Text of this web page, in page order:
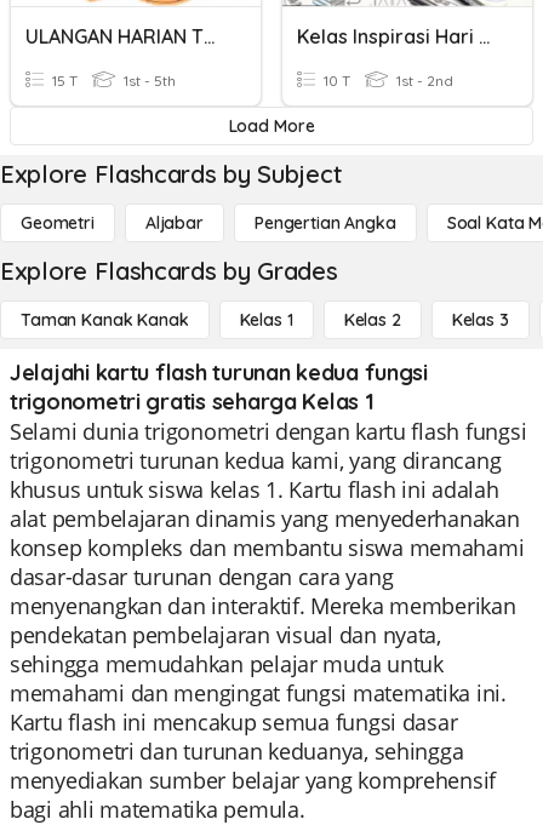
ULANGAN HARIAN TURUNAN FUNGSI ALJABAR
15 T 1st - 5th
Kelas Inspirasi Hari Kedua
10 T 1st - 2nd
Load More
Explore Flashcards by Subject
Geometri Aljabar Pengertian Angka Soal Kata
Explore Flashcards by Grades
Taman Kanak Kanak Kelas 1 Kelas 2 Kelas 3
Jelajahi kartu flash turunan kedua fungsi
trigonometri gratis seharga Kelas 1
Selami dunia trigonometri dengan kartu flash fungsi
trigonometri turunan kedua kami, yang dirancang
khusus untuk siswa kelas 1. Kartu flash ini adalah
alat pembelajaran dinamis yang menyederhanakan
konsep kompleks dan membantu siswa memahami
dasar-dasar turunan dengan cara yang
menyenangkan dan interaktif. Mereka memberikan
pendekatan pembelajaran visual dan nyata,
sehingga memudahkan pelajar muda untuk
memahami dan mengingat fungsi matematika ini.
Kartu flash ini mencakup semua fungsi dasar
trigonometri dan turunan keduanya, sehingga
menyediakan sumber belajar yang komprehensif
bagi ahli matematika pemula.